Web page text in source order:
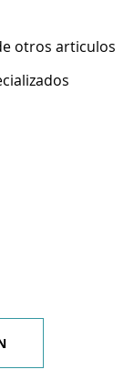
otros articulos